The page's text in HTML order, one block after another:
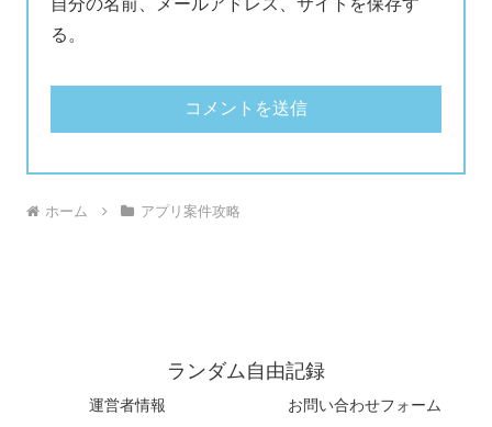
る。
ホーム アプリ案件攻略
ランダム自由記録
運営者情報 お問い合わせフォーム